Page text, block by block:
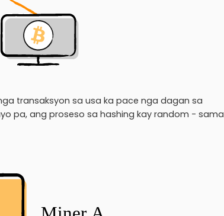
transaksyon sa usa ka pace nga dagan sa
pa, ang proseso sa hashing kay random - sama